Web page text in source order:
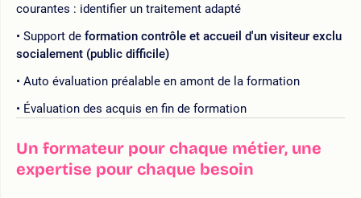
courantes : identifier un traitement adapté
Support de formation contrôle et accueil d'un visiteur exclu
socialement (public difficile)
Auto évaluation préalable en amont de la formation
Évaluation des acquis en fin de formation
Un formateur pour chaque métier, une
expertise pour chaque besoin